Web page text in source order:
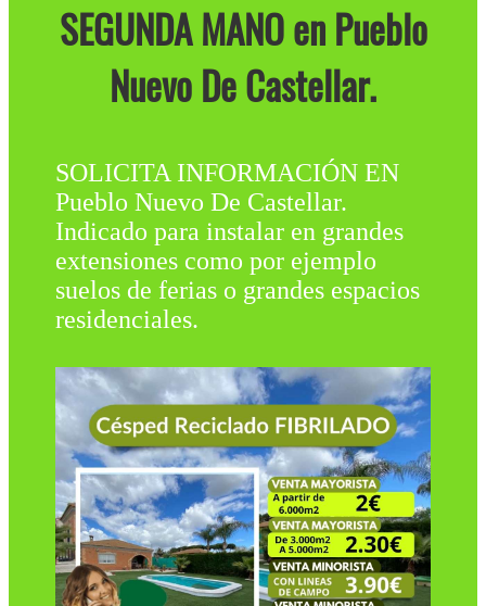
SEGUNDA MANO en Pueblo
Nuevo De Castellar.
SOLICITA INFORMACIÓN EN
Pueblo Nuevo De Castellar.
Indicado para instalar en grandes
extensiones como por ejemplo
suelos de ferias o grandes espacios
residenciales.